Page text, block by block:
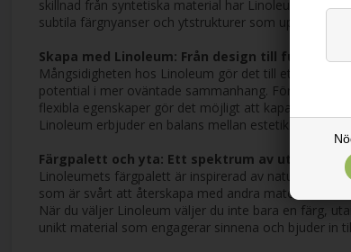
skillnad från syntetiska material har Linoleum en
subtila färgnyanser och ytstrukturer som uppstår
Skapa med Linoleum: Från design till funktion
Mångsidigheten hos Linoleum gör det till ett
potential i mer oväntade sammanhang. Föreställ
flexibla egenskaper gör det möjligt att kapa och
Linoleum erbjuder en balans mellan estetik och
Färgpalett och yta: Ett spektrum av uttryck
Linoleumets färgpalett är inspirerad av naturen och
som är svårt att återskapa med andra material.
När du väljer Linoleum väljer du inte bara en färg,
unikt material som engagerar sinnena och bjuder in